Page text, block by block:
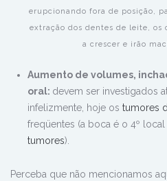
erupcionando fora de posição,
extração dos dentes de leite, os
a crescer e irão
Aumento de volumes,
oral: devem ser investigados
infelizmente, hoje os tumores
freqüentes (a boca é o 4º
tumores).
Perceba que não mencionamos